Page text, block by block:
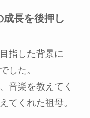
長を後押し
指した背景に
した。
音楽を教えてく
てくれた祖母。